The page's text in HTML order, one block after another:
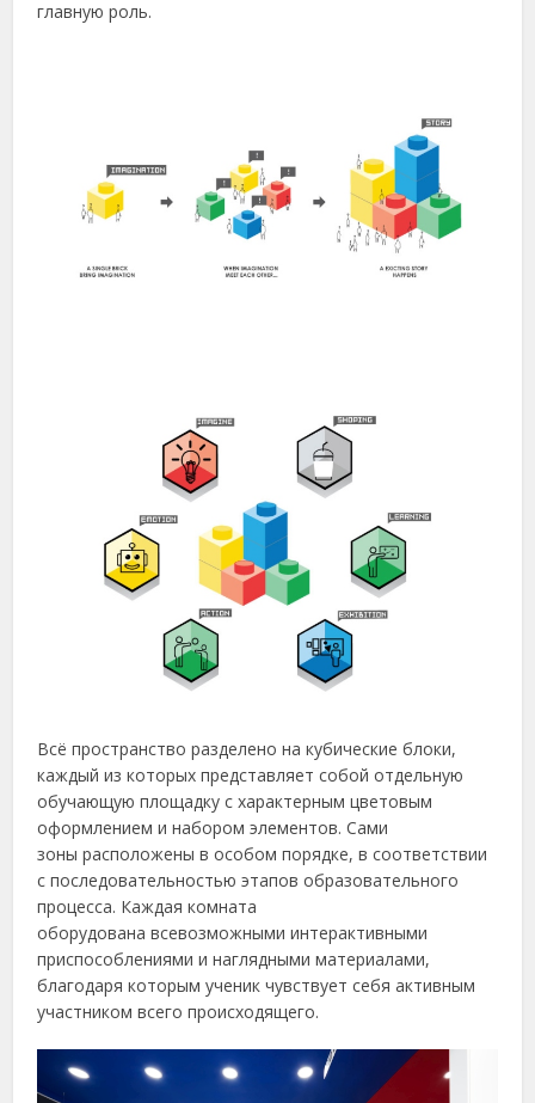
главную роль.
Всё пространство разделено на кубические блоки,
каждый из которых представляет собой отдельную
обучающую площадку с характерным цветовым
оформлением и набором элементов. Сами
зоны расположены в особом порядке, в соответствии
с последовательностью этапов образовательного
процесса. Каждая комната
оборудована всевозможными интерактивными
приспособлениями и наглядными материалами,
благодаря которым ученик чувствует себя активным
участником всего происходящего.